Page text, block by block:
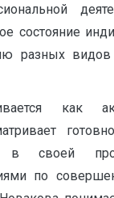
состояние
разных видов
как
в своей
по